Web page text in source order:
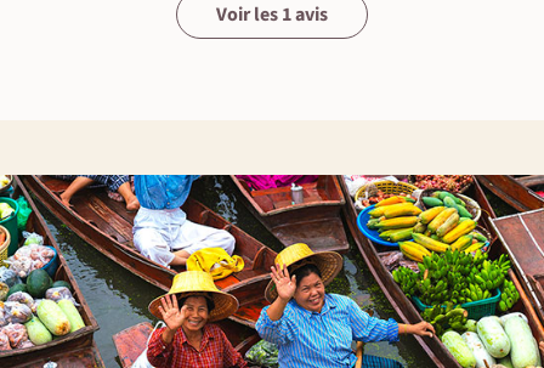
Voir les 1 avis